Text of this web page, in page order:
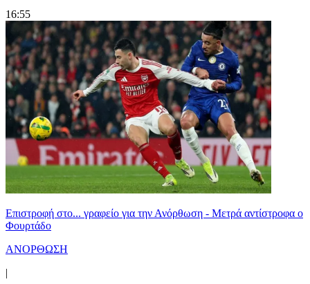
16:55
Επιστροφή στο... γραφείο για την Ανόρθωση - Μετρά αντίστροφα ο
Φουρτάδο
ΑΝΟΡΘΩΣΗ
|